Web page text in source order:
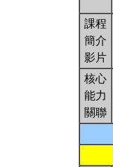
課程
簡介
影片
核心
能力
關聯